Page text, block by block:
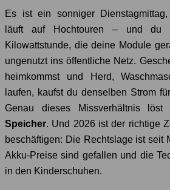
Es ist ein sonniger
läuft auf Hochtouren – und du
Kilowattstunde, die deine Module
ungenutzt ins öffentliche Netz.
heimkommst und Herd,
laufen, kaufst du denselben Strom
Genau dieses Missverhältnis
Speicher. Und 2026 ist der richtige
beschäftigen: Die Rechtslage ist seit
Akku-Preise sind gefallen und die
in den Kinderschuhen.